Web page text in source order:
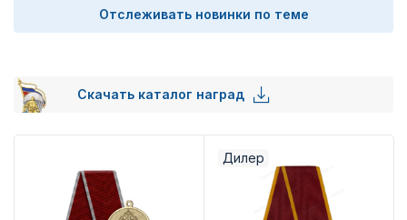
Отслеживать новинки по теме
Скачать каталог наград
Дилер